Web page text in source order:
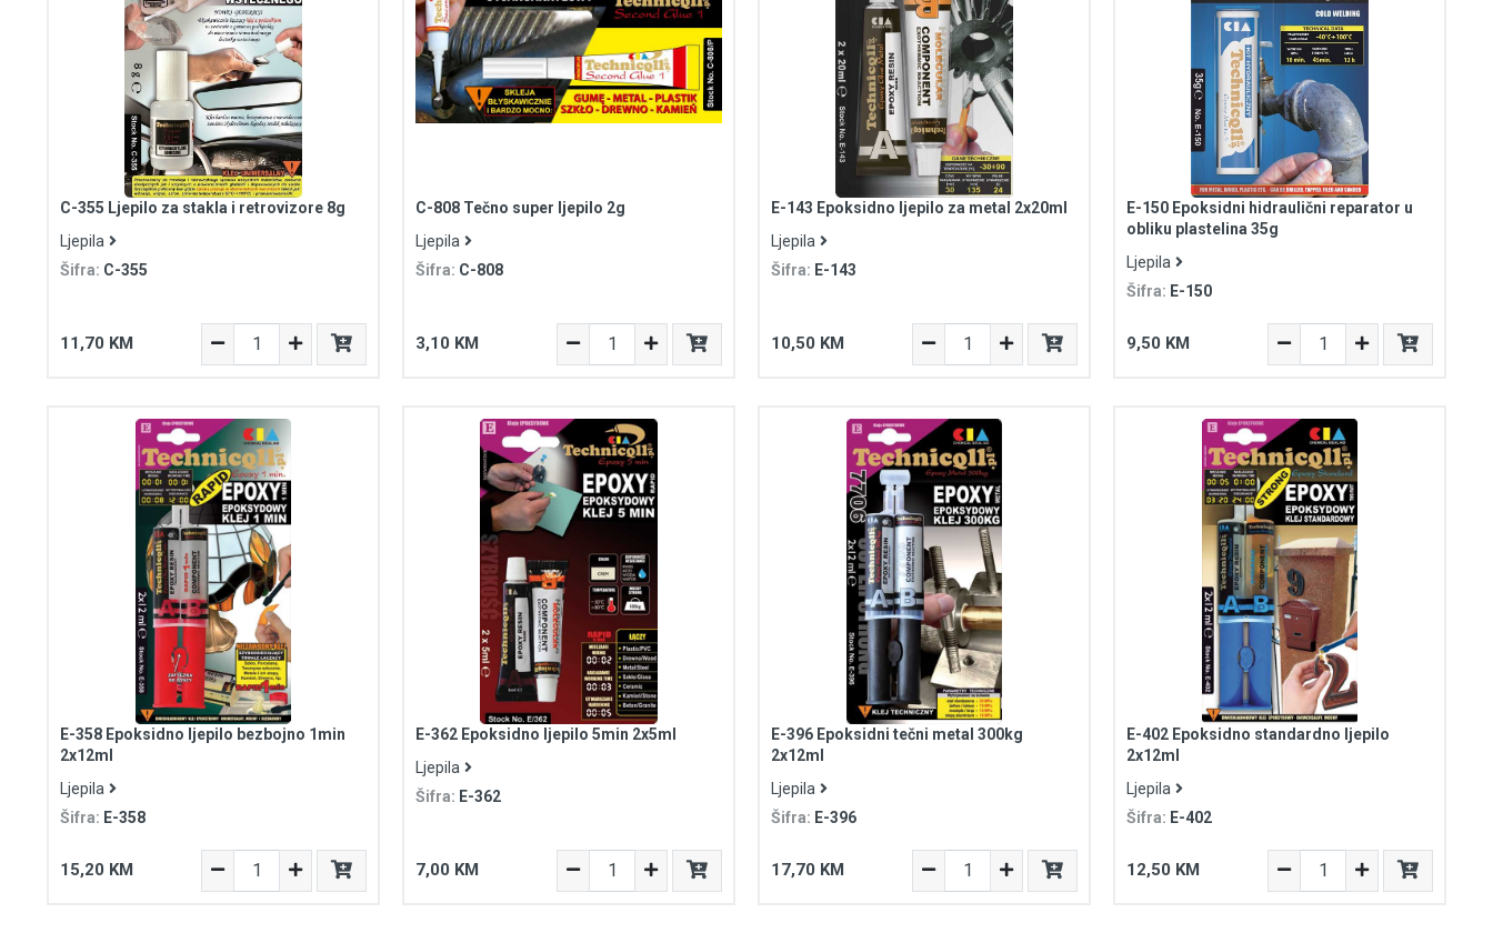
C-355 Ljepilo za stakla i retrovizore 8g
Ljepila
Šifra: C-355
11,70 KM
C-808 Tečno super ljepilo 2g
Ljepila
Šifra: C-808
3,10 KM
E-143 Epoksidno ljepilo za metal 2x20ml
Ljepila
Šifra: E-143
10,50 KM
E-150 Epoksidni hidraulični reparator u
obliku plastelina 35g
Ljepila
Šifra: E-150
9,50 KM
E-358 Epoksidno ljepilo bezbojno 1min
2x12ml
Ljepila
Šifra: E-358
15,20 KM
E-362 Epoksidno ljepilo 5min 2x5ml
Ljepila
Šifra: E-362
7,00 KM
E-396 Epoksidni tečni metal 300kg
2x12ml
Ljepila
Šifra: E-396
17,70 KM
E-402 Epoksidno standardno ljepilo
2x12ml
Ljepila
Šifra: E-402
12,50 KM